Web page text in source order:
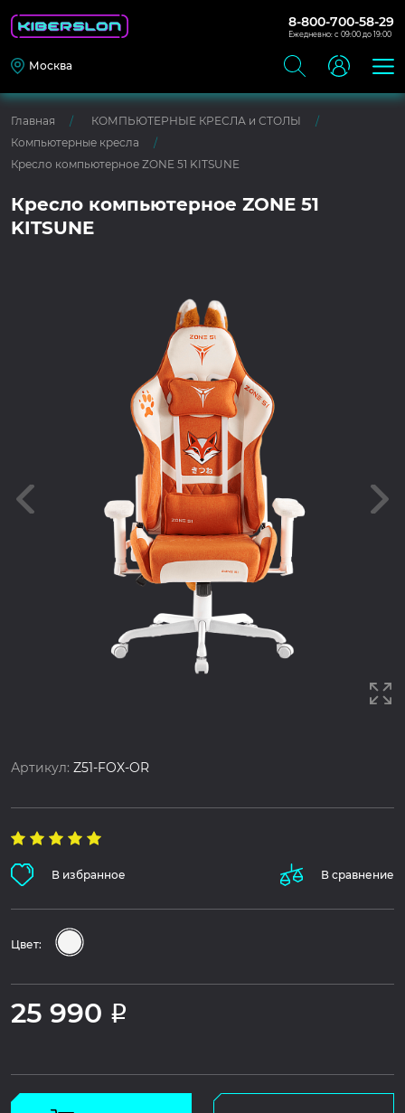
8-800-700-58-29
Ежедневно: с 09:00 до 19:00
Москва
Главная
КОМПЬЮТЕРНЫЕ КРЕСЛА и СТОЛЫ
Компьютерные кресла
Кресло компьютерное ZONE 51 KITSUNE
Кресло компьютерное ZONE 51
KITSUNE
Артикул:Z51-FOX-OR
В избранное В сравнение
Цвет:
25 990 Р